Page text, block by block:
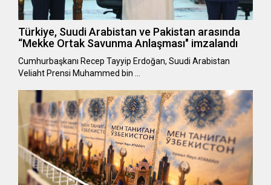
Türkiye, Suudi Arabistan ve Pakistan arasında
“Mekke Ortak Savunma Anlaşması" imzalandı
Cumhurbaşkanı Recep Tayyip Erdoğan, Suudi Arabistan
Veliaht Prensi Muhammed bin …